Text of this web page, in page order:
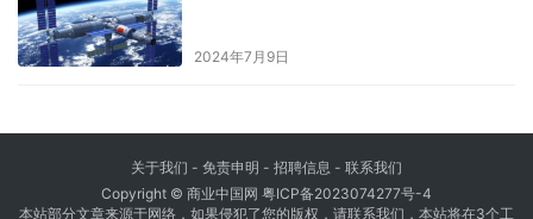
2024年7月9日
关于我们 - 免责申明 - 招聘信息 - 联系我们
Copyright © 商业中国网 粤ICP备2023074277号-4
本站部分文章来源于网络，如果侵犯了您的版权，请联系我们，本站将在3个工